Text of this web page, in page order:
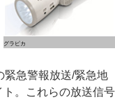
グラピカ
急警報放送/緊急地
。これらの放送信号